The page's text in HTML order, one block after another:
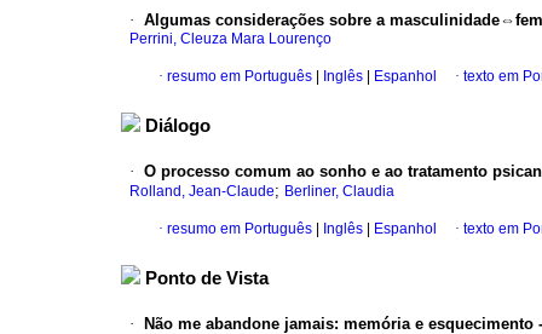
· Algumas considerações sobre a masculinidade⇔
Perrini, Cleuza Mara Lourenço
· resumo em Português Inglês Espanhol · texto em
Diálogo
· O processo comum ao sonho e ao tratamento
Rolland, Jean-Claude; Berliner, Claudia
· resumo em Português Inglês Espanhol · texto em
Ponto de Vista
· Não me abandone jamais: memória e esquecimento